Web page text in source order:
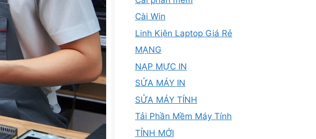
Cài Win
Linh Kiện Laptop Giá Rẻ
MẠNG
NẠP MỰC IN
SỬA MÁY IN
SỬA MÁY TÍNH
Tải Phần Mềm Máy Tính
TỈNH MỚI